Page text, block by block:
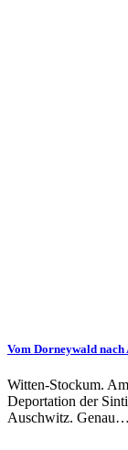
Vom Dorneywald nach
Witten-Stockum.
Deportation der
Auschwitz. Genau…